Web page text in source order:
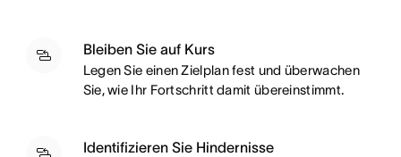
Bleiben Sie auf Kurs
Legen Sie einen Zielplan fest und überwachen
Sie, wie Ihr Fortschritt damit übereinstimmt.
Identifizieren Sie Hindernisse